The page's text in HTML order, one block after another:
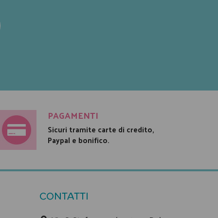
PAGAMENTI
Sicuri tramite carte di credito,
Paypal e bonifico.
CONTATTI